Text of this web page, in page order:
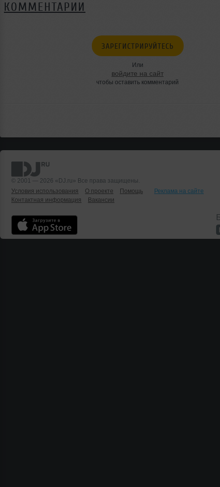
КОММЕНТАРИИ
ЗАРЕГИСТРИРУЙТЕСЬ
Или
войдите на сайт
чтобы оставить комментарий
© 2001 — 2026 «DJ.ru» Все права защищены.
Условия использования
О проекте Помощь
Реклама на сайте
Контактная информация
Вакансии